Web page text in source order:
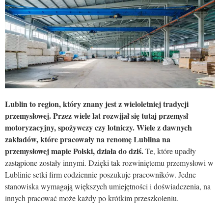
Lublin to region, który znany jest z wieloletniej tradycji
przemysłowej. Przez wiele lat rozwijał się tutaj przemysł
motoryzacyjny, spożywczy czy lotniczy. Wiele z dawnych
zakładów, które pracowały na renomę Lublina na
przemysłowej mapie Polski, działa do dziś.Te, które upadły
zastąpione zostały innymi. Dzięki tak rozwiniętemu przemysłowi w
Lublinie setki firm codziennie poszukuje pracowników. Jedne
stanowiska wymagają większych umiejętności i doświadczenia, na
innych pracować może każdy po krótkim przeszkoleniu.